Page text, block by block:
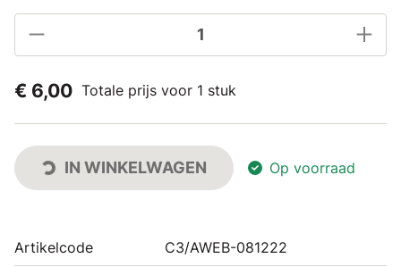
€ 6,00 Totale prijs voor 1 stuk
IN WINKELWAGEN Op voorraad
Artikelcode C3/AWEB-081222